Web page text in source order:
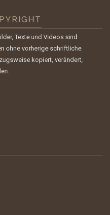
Texte und Videos sind
ohne vorherige schriftliche
kopiert, verändert,